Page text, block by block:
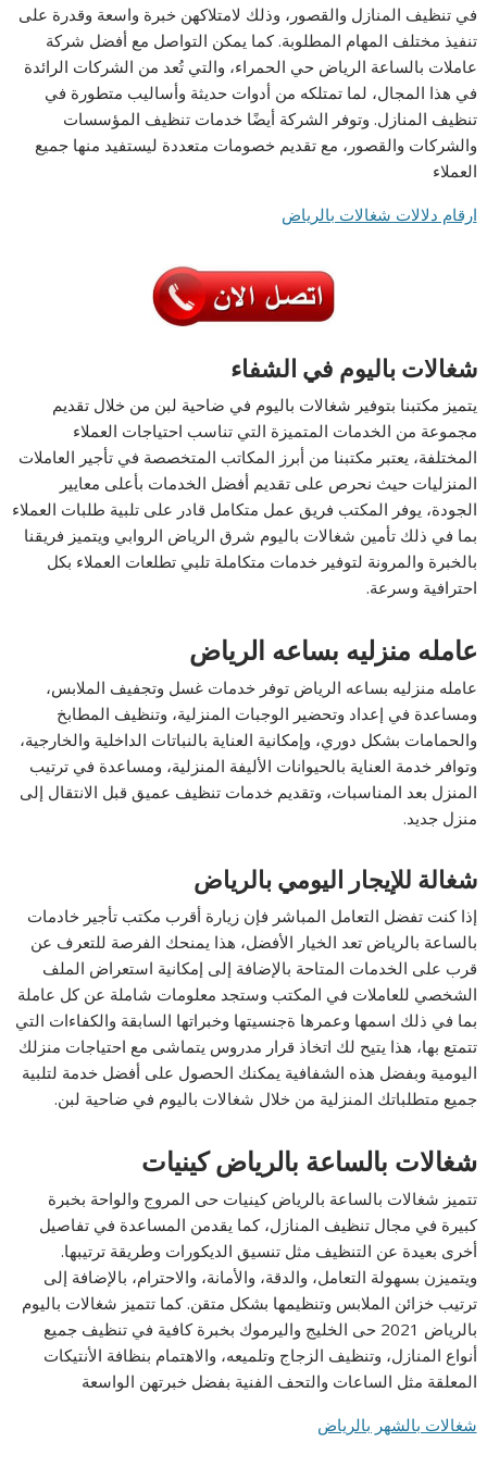
في تنظيف المنازل والقصور، وذلك لامتلاكهن خبرة واسعة وقدرة على
تنفيذ مختلف المهام المطلوبة. كما يمكن التواصل مع أفضل شركة
عاملات بالساعة الرياض حي الحمراء، والتي تُعد من الشركات الرائدة
في هذا المجال، لما تمتلكه من أدوات حديثة وأساليب متطورة في
تنظيف المنازل. وتوفر الشركة أيضًا خدمات تنظيف المؤسسات
والشركات والقصور، مع تقديم خصومات متعددة ليستفيد منها جميع
العملاء
ارقام دلالات شغالات بالرياض
شغالات باليوم في الشفاء
يتميز مكتبنا بتوفير شغالات باليوم في ضاحية لبن من خلال تقديم
مجموعة من الخدمات المتميزة التي تناسب احتياجات العملاء
المختلفة، يعتبر مكتبنا من أبرز المكاتب المتخصصة في تأجير العاملات
المنزليات حيث نحرص على تقديم أفضل الخدمات بأعلى معايير
الجودة، يوفر المكتب فريق عمل متكامل قادر على تلبية طلبات العملاء
بما في ذلك تأمين شغالات باليوم شرق الرياض الروابي ويتميز فريقنا
بالخبرة والمرونة لتوفير خدمات متكاملة تلبي تطلعات العملاء بكل
احترافية وسرعة.
عامله منزليه بساعه الرياض
عامله منزليه بساعه الرياض توفر خدمات غسل وتجفيف الملابس،
ومساعدة في إعداد وتحضير الوجبات المنزلية، وتنظيف المطابخ
والحمامات بشكل دوري، وإمكانية العناية بالنباتات الداخلية والخارجية،
وتوافر خدمة العناية بالحيوانات الأليفة المنزلية، ومساعدة في ترتيب
المنزل بعد المناسبات، وتقديم خدمات تنظيف عميق قبل الانتقال إلى
منزل جديد.
شغالة للإيجار اليومي بالرياض
إذا كنت تفضل التعامل المباشر فإن زيارة أقرب مكتب تأجير خادمات
بالساعة بالرياض تعد الخيار الأفضل، هذا يمنحك الفرصة للتعرف عن
قرب على الخدمات المتاحة بالإضافة إلى إمكانية استعراض الملف
الشخصي للعاملات في المكتب وستجد معلومات شاملة عن كل عاملة
بما في ذلك اسمها وعمرها ةجنسيتها وخبراتها السابقة والكفاءات التي
تتمتع بها، هذا يتيح لك اتخاذ قرار مدروس يتماشى مع احتياجات منزلك
اليومية وبفضل هذه الشفافية يمكنك الحصول على أفضل خدمة لتلبية
جميع متطلباتك المنزلية من خلال شغالات باليوم في ضاحية لبن.
شغالات بالساعة بالرياض كينيات
تتميز شغالات بالساعة بالرياض كينيات حى المروج والواحة بخبرة
كبيرة في مجال تنظيف المنازل، كما يقدمن المساعدة في تفاصيل
أخرى بعيدة عن التنظيف مثل تنسيق الديكورات وطريقة ترتيبها.
ويتميزن بسهولة التعامل، والدقة، والأمانة، والاحترام، بالإضافة إلى
ترتيب خزائن الملابس وتنظيمها بشكل متقن. كما تتميز شغالات باليوم
بالرياض 2021 حى الخليج واليرموك بخبرة كافية في تنظيف جميع
أنواع المنازل، وتنظيف الزجاج وتلميعه، والاهتمام بنظافة الأنتيكات
المعلقة مثل الساعات والتحف الفنية بفضل خبرتهن الواسعة
شغالات بالشهر بالرياض